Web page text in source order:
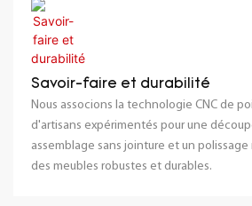
Savoir-faire et durabilité
Nous associons la technologie CNC de
d'artisans expérimentés pour une
assemblage sans jointure et un polissage
des meubles robustes et durables.